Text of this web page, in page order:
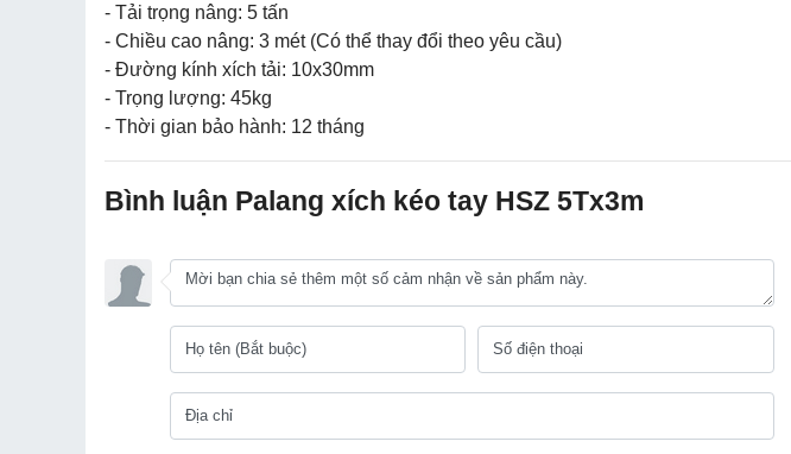
- Tải trọng nâng: 5 tấn
- Chiều cao nâng: 3 mét (Có thể thay đổi theo yêu cầu)
- Đường kính xích tải: 10x30mm
- Trọng lượng: 45kg
- Thời gian bảo hành: 12 tháng
Bình luận Palang xích kéo tay HSZ 5Tx3m